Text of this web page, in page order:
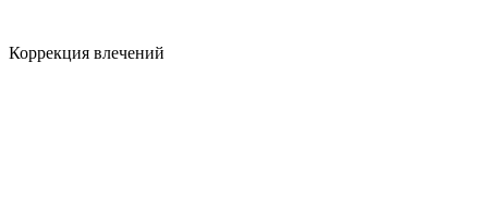
Коррекция влечений